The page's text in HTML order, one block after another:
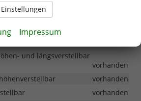
geteilt und umklappbar in
60:40
und längsverstellbar
vorhanden
vorhanden
vorhanden
Einstellungen
Impressum